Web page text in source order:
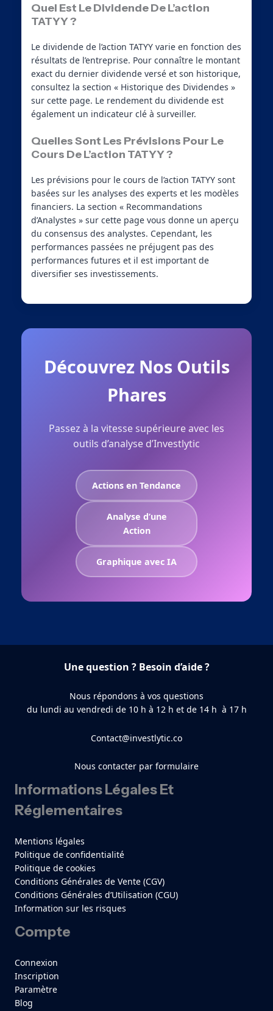
Quel Est Le Dividende De L’action
TATYY ?
Le dividende de l’action TATYY varie en fonction des
résultats de l’entreprise. Pour connaître le montant
exact du dernier dividende versé et son historique,
consultez la section « Historique des Dividendes »
sur cette page. Le rendement du dividende est
également un indicateur clé à surveiller.
Quelles Sont Les Prévisions Pour Le
Cours De L’action TATYY ?
Les prévisions pour le cours de l’action TATYY sont
basées sur les analyses des experts et les modèles
financiers. La section « Recommandations
d’Analystes » sur cette page vous donne un aperçu
du consensus des analystes. Cependant, les
performances passées ne préjugent pas des
performances futures et il est important de
diversifier ses investissements.
Découvrez Nos Outils
Phares
Passez à la vitesse supérieure avec les
outils d’analyse d’Investlytic
Actions en Tendance
Analyse d’une
Action
Graphique avec IA
Une question ? Besoin d’aide ?
Nous répondons à vos questions
du lundi au vendredi de 10 h à 12 h et de 14 h à 17 h
Contact@investlytic.co
Nous contacter par formulaire
Informations Légales Et
Réglementaires
Mentions légales
Politique de confidentialité
Politique de cookies
Conditions Générales de Vente (CGV)
Conditions Générales d’Utilisation (CGU)
Information sur les risques
Compte
Connexion
Inscription
Paramètre
Blog